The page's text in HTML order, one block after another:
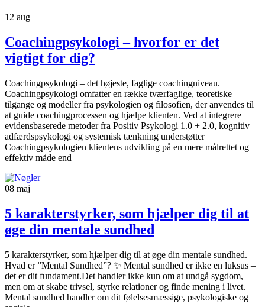
12 aug
Coachingpsykologi – hvorfor er det
vigtigt for dig?
Coachingpsykologi – det højeste, faglige coachingniveau.
Coachingpsykologi omfatter en række tværfaglige, teoretiske
tilgange og modeller fra psykologien og filosofien, der anvendes til
at guide coachingprocessen og hjælpe klienten. Ved at integrere
evidensbaserede metoder fra Positiv Psykologi 1.0 + 2.0, kognitiv
adfærdspsykologi og systemisk tænkning understøtter
Coachingpsykologien klientens udvikling på en mere målrettet og
effektiv måde end
08 maj
5 karakterstyrker, som hjælper dig til at
øge din mentale sundhed
5 karakterstyrker, som hjælper dig til at øge din mentale sundhed.
Hvad er ”Mental Sundhed”? ✨ Mental sundhed er ikke en luksus –
det er dit fundament.Det handler ikke kun om at undgå sygdom,
men om at skabe trivsel, styrke relationer og finde mening i livet.
Mental sundhed handler om dit følelsesmæssige, psykologiske og